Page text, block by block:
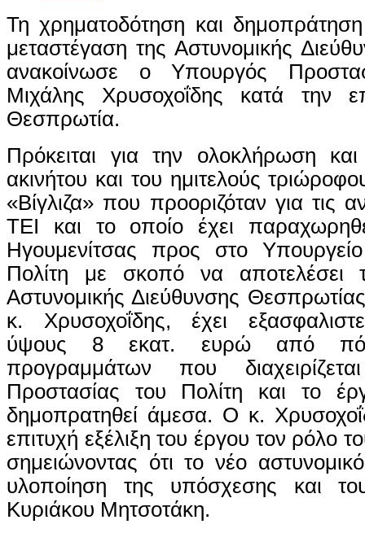
Τη χρηματοδότηση και
μεταστέγαση της Αστυνομικής
ανακοίνωσε ο Υπουργός
Μιχάλης Χρυσοχοΐδης κατά την
Θεσπρωτία.
Πρόκειται για την ολοκλήρωση
ακινήτου και του ημιτελούς
«Βίγλιζα» που προοριζόταν για τις
ΤΕΙ και το οποίο έχει
Ηγουμενίτσας προς στο
Πολίτη με σκοπό να αποτελέσει
Αστυνομικής Διεύθυνσης
κ. Χρυσοχοΐδης, έχει
ύψους 8 εκατ. ευρώ από
προγραμμάτων που
Προστασίας του Πολίτη και το
δημοπρατηθεί άμεσα. Ο κ.
επιτυχή εξέλιξη του έργου τον ρόλο
σημειώνοντας ότι το νέο
υλοποίηση της υπόσχεσης και
Κυριάκου Μητσοτάκη.